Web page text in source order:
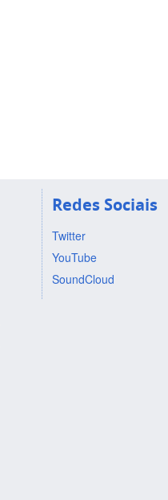
Redes Sociais
Twitter
YouTube
SoundCloud